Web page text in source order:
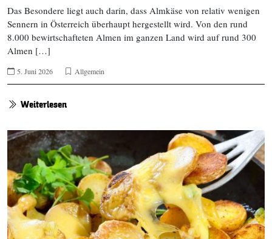
Das Besondere liegt auch darin, dass Almkäse von relativ wenigen
Sennern in Österreich überhaupt hergestellt wird. Von den rund
8.000 bewirtschafteten Almen im ganzen Land wird auf rund 300
Almen […]
5. Juni 2026 Allgemein
Weiterlesen